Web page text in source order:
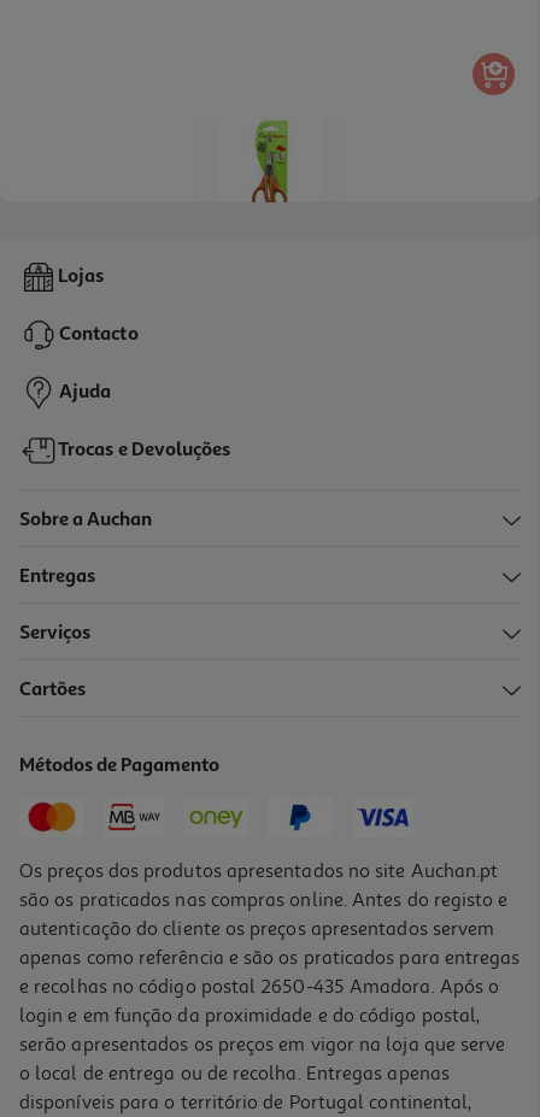
Tesoura Bi-Material Auchan 17cm Cores Sortidas
2,19 €
-17%
Lojas
Contacto
Ajuda
Trocas e Devoluções
Sobre a Auchan
Entregas
Serviços
Cartões
Métodos de Pagamento
Os preços dos produtos apresentados no site Auchan.pt
são os praticados nas compras online. Antes do registo e
autenticação do cliente os preços apresentados servem
apenas como referência e são os praticados para entregas
e recolhas no código postal 2650-435 Amadora. Após o
login e em função da proximidade e do código postal,
serão apresentados os preços em vigor na loja que serve
o local de entrega ou de recolha. Entregas apenas
disponíveis para o território de Portugal continental,